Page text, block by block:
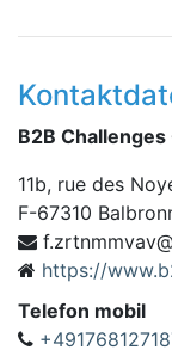
B2B Challenges
11b, rue des
F-67310
https://
Telefon mobil